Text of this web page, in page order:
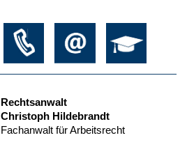
Rechtsanwalt
Christoph Hildebrandt
Fachanwalt für Arbeitsrecht